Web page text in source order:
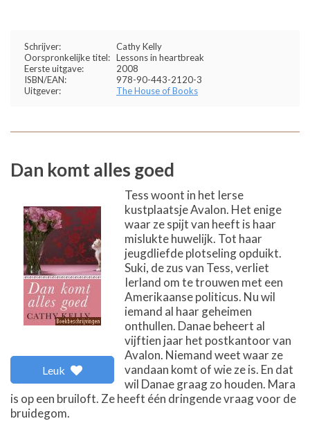
Schrijver:
Cathy Kelly
Oorspronkelijke titel: Lessons in heartbreak
Eerste uitgave:
2008
ISBN/EAN:
978-90-443-2120-3
Uitgever:
The House of Books
Dan komt alles goed
Leuk
Tess woont in het Ierse
kustplaatsje Avalon. Het enige
waar ze spijt van heeft is haar
mislukte huwelijk. Tot haar
jeugdliefde plotseling opduikt.
Suki, de zus van Tess, verliet
Ierland om te trouwen met een
Amerikaanse politicus. Nu wil
iemand al haar geheimen
onthullen. Danae beheert al
vijftien jaar het postkantoor van
Avalon. Niemand weet waar ze
vandaan komt of wie ze is. En dat
wil Danae graag zo houden. Mara
is op een bruiloft. Ze heeft één dringende vraag voor de
bruidegom.